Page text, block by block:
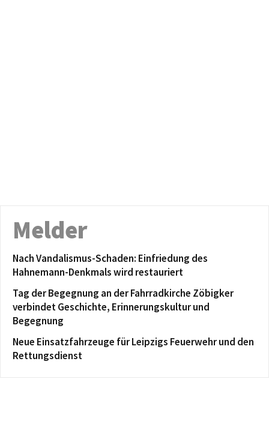
Melder
Nach Vandalismus-Schaden: Einfriedung des
Hahnemann-Denkmals wird restauriert
Tag der Begegnung an der Fahrradkirche Zöbigker
verbindet Geschichte, Erinnerungskultur und
Begegnung
Neue Einsatzfahrzeuge für Leipzigs Feuerwehr und den
Rettungsdienst